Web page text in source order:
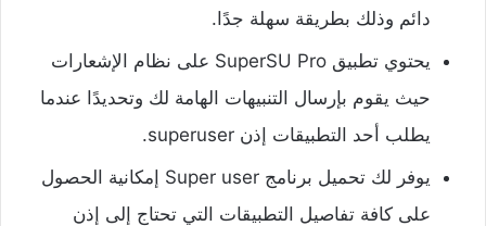
دائم وذلك بطريقة سهلة جدًا.
يحتوي تطبيق SuperSU Pro على نظام الإشعارات
حيث يقوم بإرسال التنبيهات الهامة لك وتحديدًا عندما
يطلب أحد التطبيقات إذن superuser.
يوفر لك تحميل برنامج Super user إمكانية الحصول
على كافة تفاصيل التطبيقات التي تحتاج إلى إذن